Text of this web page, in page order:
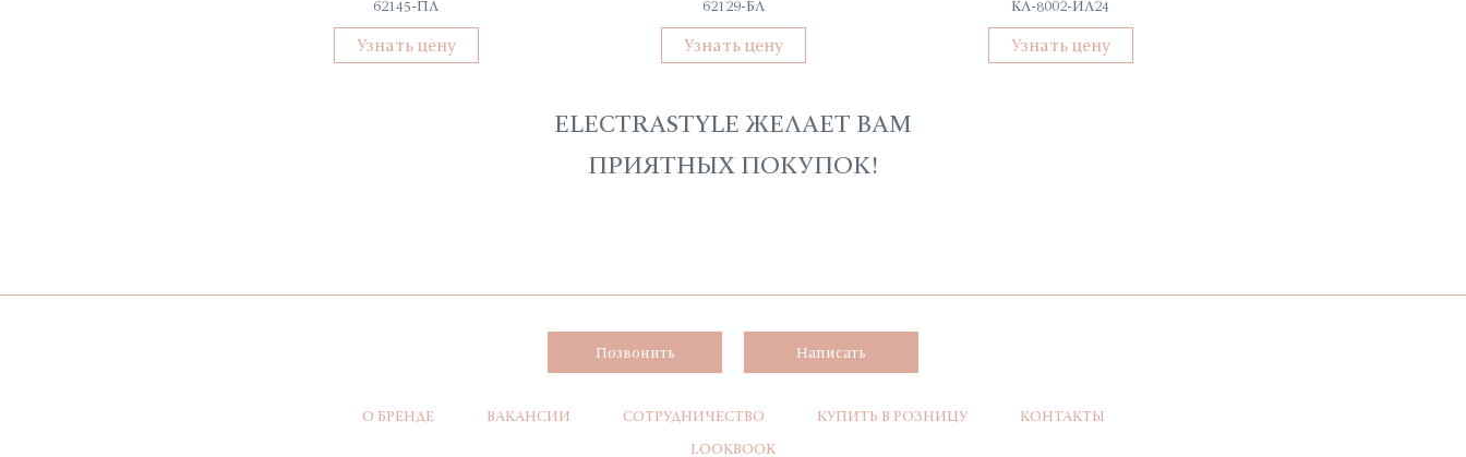
62145-ПЛ
Узнать цену
62129-БЛ
Узнать цену
КЛ-8002-ИЛ24
Узнать цену
ELECTRASTYLE ЖЕЛАЕТ ВАМ
ПРИЯТНЫХ ПОКУПОК!
Позвонить Написать
О БРЕНДЕ ВАКАНСИИ СОТРУДНИЧЕСТВО КУПИТЬ В РОЗНИЦУ
КОНТАКТЫ
LOOKBOOK